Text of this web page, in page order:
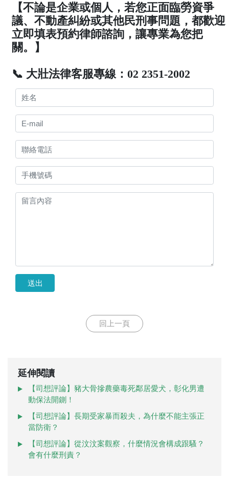
【不論是企業或個人，若您正面臨勞資爭
議、不動產糾紛或其他民刑事問題，都歡迎
立即填表預約律師諮詢，讓專業為您把
關。】
📞 大壯法律客服專線：02 2351-2002
送出
回上一頁
延伸閱讀
【司想評論】豬大骨摻農藥毒死鄰居愛犬，彰化男遭
動保法開鍘！
【司想評論】長期受家暴而殺夫，為什麼不能主張正
當防衛？
【司想評論】從汶汶案觀察，什麼情況會構成跟騷？
會有什麼刑責？